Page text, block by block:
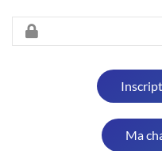
Ma